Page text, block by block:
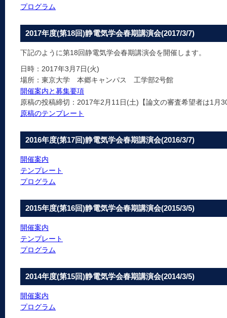
プログラム
2017年度(第18回)静電気学会春期講演会(2017/3/7)
下記のように第18回静電気学会春期講演会を開催します。
日時：2017年3月7日(火)
場所：東京大学 本郷キャンパス 工学部2号館
開催案内と募集要項
原稿の投稿締切：2017年2月11日(土)【論文の審査希望者は1月
原稿のテンプレート
2016年度(第17回)静電気学会春期講演会(2016/3/7)
開催案内
テンプレート
プログラム
2015年度(第16回)静電気学会春期講演会(2015/3/5)
開催案内
テンプレート
プログラム
2014年度(第15回)静電気学会春期講演会(2014/3/5)
開催案内
プログラム